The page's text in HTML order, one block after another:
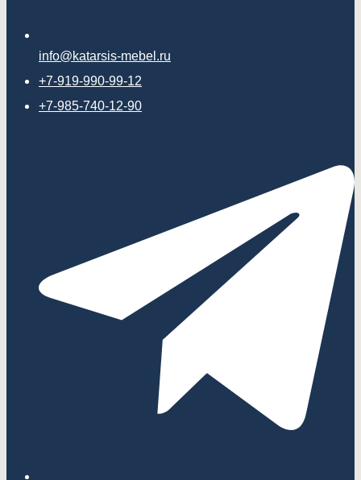
info@katarsis-mebel.ru
+7-919-990-99-12
+7-985-740-12-90